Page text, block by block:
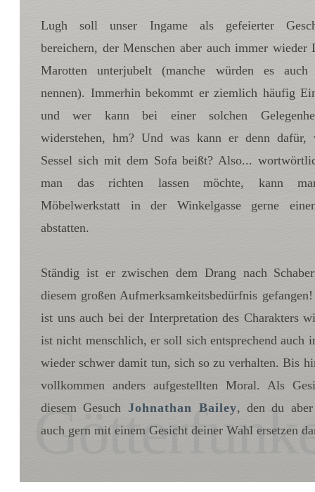
Lugh soll unser Ingame als gefeierter
bereichern, der Menschen aber auch immer wieder
Marotten unterjubelt (manche würden es auch
nennen). Immerhin bekommt er ziemlich häufig
und wer kann bei einer solchen
widerstehen, hm? Und was kann er denn dafür,
Sessel sich mit dem Sofa beißt? Also...
man das richten lassen möchte, kann
Möbelwerkstatt in der Winkelgasse gerne
abstatten.
Ständig ist er zwischen dem Drang nach
diesem großen Aufmerksamkeitsbedürfnis
ist uns auch bei der Interpretation des Charakters
ist nicht menschlich, er soll sich entsprechend auch
wieder schwer damit tun, sich so zu verhalten. Bis
vollkommen anders aufgestellten Moral. Als
diesem Gesuch Johnathan Bailey, den du
auch gern mit einem Gesicht deiner Wahl ersetzen